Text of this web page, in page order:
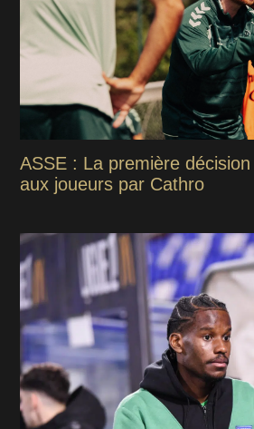
ASSE : La première
aux joueurs par Cathro